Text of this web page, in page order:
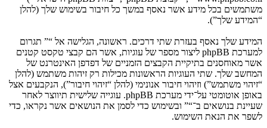
משתמשים בכל מידע אשר נאסף במשך כל חיבור בשימוש שלך (להלן
“המידע שלך”).
המידע שלך נאסף בעזרת שתי דרכים. ראשונה, הגלישה אל “” תגרום
למערכת phpBB ליצור מספר של עוגיות, אשר הם קבצי טקסט קטנים
אשר מאוחסנים בתיקיית הקבצים הזמניים של דפדפן האינטרנט של
המחשב שלך. שתי העוגיות הראשונות מכילות רק זיהות משתמש (להלן
“זיהוי משתמש”) וזיהוי חיבור אנונימי (להלן “זיהוי חיבור”), הנקבעים אצל
באופן אוטומטי על־ידי מערכת phpBB. עוגייה שלישית תיווצר לאחר
שעיינת בנושאים ב־“” ובשימוש כדי לסמן את הנושאים אשר נקראו, כדי
לשפר את הנאת השימוש.